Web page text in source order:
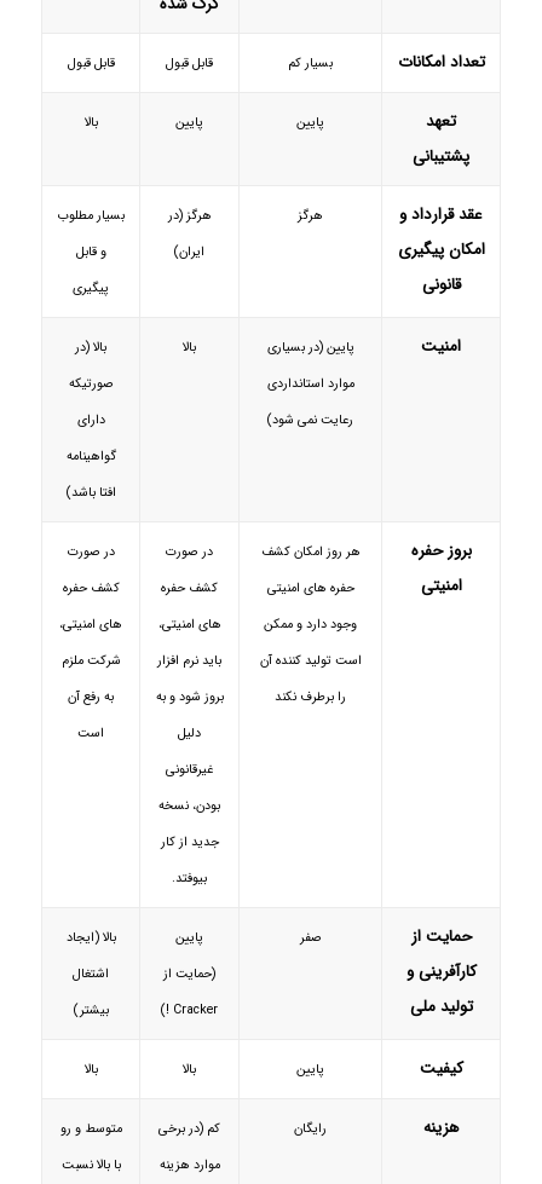
تعداد امکانات بسیار کم قابل قبول قابل قبول
تعهد
پشتیبانی
پایین پایین بالا
عقد قرارداد و
امکان پیگیری
قانونی
هرگز
هرگز (در
ایران)
بسیار مطلوب
و قابل
پیگیری
امنیت
پایین (در بسیاری
موارد استانداردی
رعایت نمی شود)
بالا
بالا (در
صورتیکه
دارای
گواهینامه
افتا باشد)
بروز حفره
امنیتی
هر روز امکان کشف
حفره های امنیتی
وجود دارد و ممکن
است تولید کننده آن
را برطرف نکند
در صورت
کشف حفره
های امنیتی،
باید نرم افزار
بروز شود و به
دلیل
غیرقانونی
بودن، نسخه
جدید از کار
بیوفتد.
در صورت
کشف حفره
های امنیتی،
شرکت ملزم
به رفع آن
است
حمایت از
کارآفرینی و
تولید ملی
صفر
پایین
(حمایت از
Cracker !)
بالا (ایجاد
اشتغال
بیشتر)
کیفیت پایین بالا بالا
هزینه رایگان
کم (در برخی
موارد هزینه
متوسط و رو
با بالا نسبت